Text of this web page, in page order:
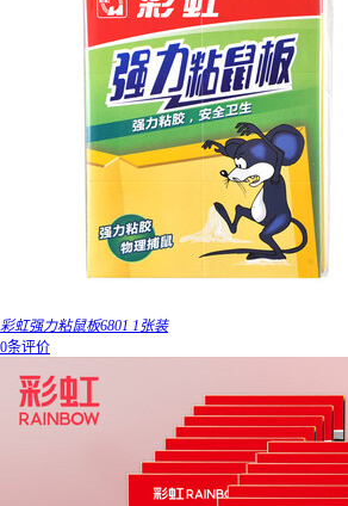
彩虹强力粘鼠板6801 1张装
0条评价